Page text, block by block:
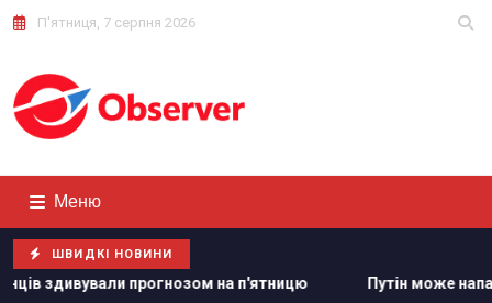
П'ятниця, 7 серпня 2026
Меню
ШВИДКІ НОВИНИ
на п'ятницю Путін може напасти на НАТО вже